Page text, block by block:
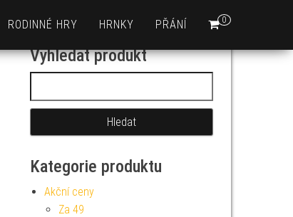
0
RODINNÉ HRY HRNKY PŘÁNÍ
Vyhledat produkt
Kategorie produktu
Akční ceny
Za 49